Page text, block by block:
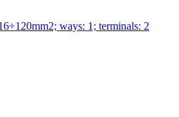
ways: 1; terminals: 2